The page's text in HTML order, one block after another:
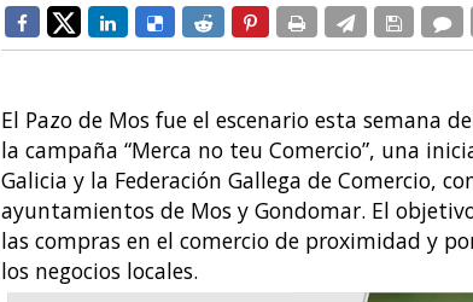
El Pazo de Mos fue el escenario esta semana
la campaña “Merca no teu Comercio”, una
Galicia y la Federación Gallega de Comercio,
ayuntamientos de Mos y Gondomar. El
las compras en el comercio de proximidad y
los negocios locales.